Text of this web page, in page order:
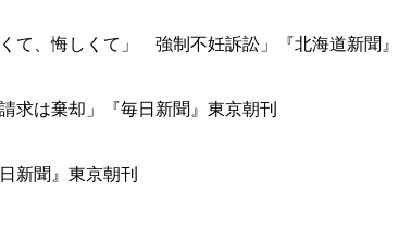
、悔しくて」 強制不妊訴訟」『北海道新聞』
は棄却」『毎日新聞』東京朝刊
新聞』東京朝刊